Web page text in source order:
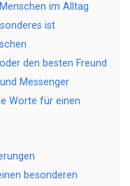
im Alltag
ist
den besten Freund
Messenger
Worte für einen
besonderen